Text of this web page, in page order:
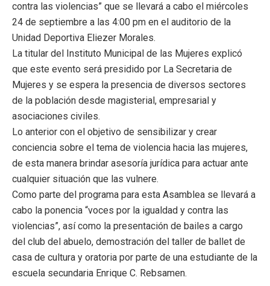
contra las violencias” que se llevará a cabo el miércoles
24 de septiembre a las 4:00 pm en el auditorio de la
Unidad Deportiva Eliezer Morales.
La titular del Instituto Municipal de las Mujeres explicó
que este evento será presidido por La Secretaria de
Mujeres y se espera la presencia de diversos sectores
de la población desde magisterial, empresarial y
asociaciones civiles.
Lo anterior con el objetivo de sensibilizar y crear
conciencia sobre el tema de violencia hacia las mujeres,
de esta manera brindar asesoría jurídica para actuar ante
cualquier situación que las vulnere.
Como parte del programa para esta Asamblea se llevará a
cabo la ponencia “voces por la igualdad y contra las
violencias”, así como la presentación de bailes a cargo
del club del abuelo, demostración del taller de ballet de
casa de cultura y oratoria por parte de una estudiante de la
escuela secundaria Enrique C. Rebsamen.